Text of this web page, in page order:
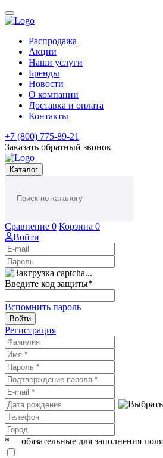
Распродажа
Акции
Наши услуги
Бренды
Новости
О компании
Доставка и оплата
Контакты
+7 (800) 775-89-21
Заказать обратный звонок
Каталог
Сравнение 0 Корзина 0
Войти
Введите код защиты*
Вспомнить пароль
Войти
Регистрация
*— обязательные для заполнения поля